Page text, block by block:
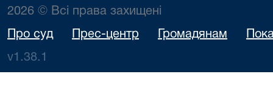
2026 © Всі права захищені
Про суд Прес-центр Громадянам
v1.38.1